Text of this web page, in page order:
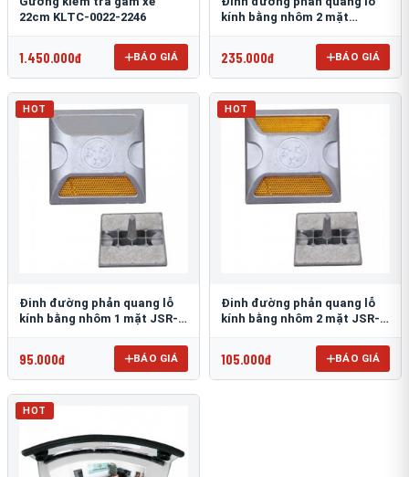
22cm KLTC-0022-2246
1.450.000đ BÁO GIÁ
kính bằng nhôm 2 mặt
235.000đ BÁO GIÁ
HOT
Đinh đường phản quang lỗ
kính bằng nhôm 1 mặt JSR-
95.000đ BÁO GIÁ
HOT
Đinh đường phản quang lỗ
kính bằng nhôm 2 mặt JSR-
105.000đ BÁO GIÁ
HOT